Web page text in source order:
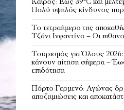
Καιρός: Έως 39°C και
Πολύ υψηλός κίνδυνος
Το τετραήμερο της
Τζάνι Ινφαντίνο – Οι
Τουρισμός για Όλους
κάνουν αίτηση σήμερα –
επιδότηση
Πόρτο Γερμενό: Αγώνας
αποζημιώσεις και